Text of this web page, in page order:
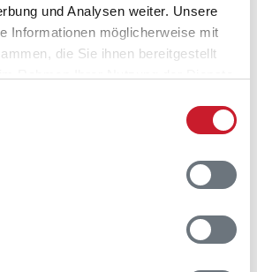
und Analysen weiter. Unsere
Informationen möglicherweise mit
die Sie ihnen bereitgestellt
auswählen
anklicken
und Preis angezeigt
Änderungen bei der
oder der Ausstattung ergeben
gewählter Zeitraum